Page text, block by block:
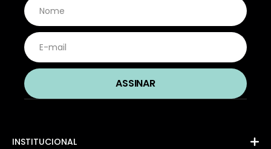
INSTITUCIONAL